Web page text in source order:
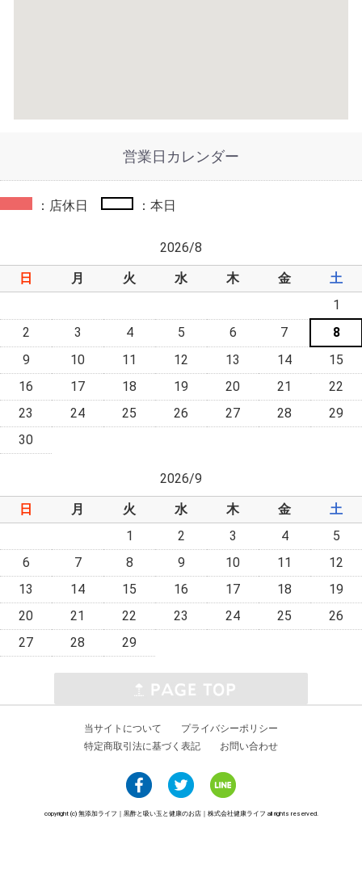
営業日カレンダー
：店休日 ：本日
2026/8
日
月 火 水 木 金
土
1
2
3 4 5 6 7
8
9
10 11 12 13 14
15
16
17 18 19 20 21
22
23
24 25 26 27 28
29
30
2026/9
日
月 火 水 木 金
土
1
2 3 4
5
6
7 8 9 10 11
12
13
14 15 16 17 18
19
20
21 22 23 24 25
26
27
28 29
当サイトについて
プライバシーポリシー
特定商取引法に基づく表記
お問い合わせ
copyright (c) 無添加ライフ｜黒酢と吸い玉と健康のお店｜株式会社健康ライフ all rights reserved.